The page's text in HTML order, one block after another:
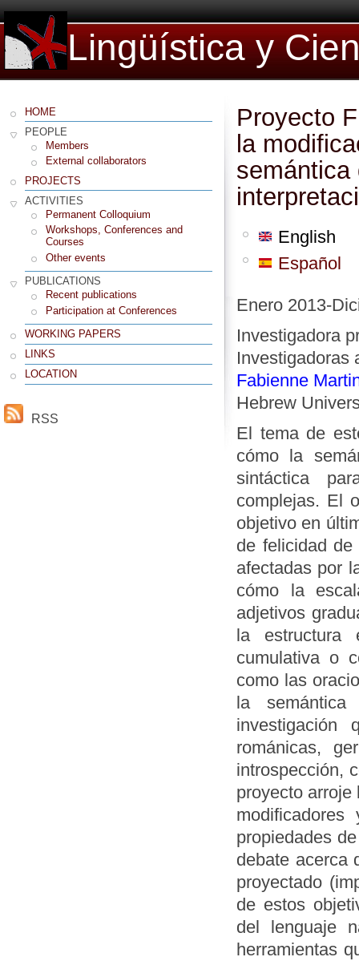
Lingüística y
HOME
PEOPLE
Members
External collaborators
PROJECTS
ACTIVITIES
Permanent Colloquium
Workshops, Conferences and
Courses
Other events
PUBLICATIONS
Recent publications
Participation at Conferences
WORKING PAPERS
LINKS
LOCATION
RSS
Proyecto
la
semántica
English
Español
Enero 2013-
Investigadora
Investigadoras
Fabienne
Hebrew
El tema de
cómo la
sintáctica
complejas. El
objetivo en
de felicidad
afectadas por
cómo la
adjetivos
la estructura
cumulativa o
como las
la
investigación
románicas,
introspección,
proyecto
propiedades
debate acerca
proyectado
de estos
del lenguaje
herramientas